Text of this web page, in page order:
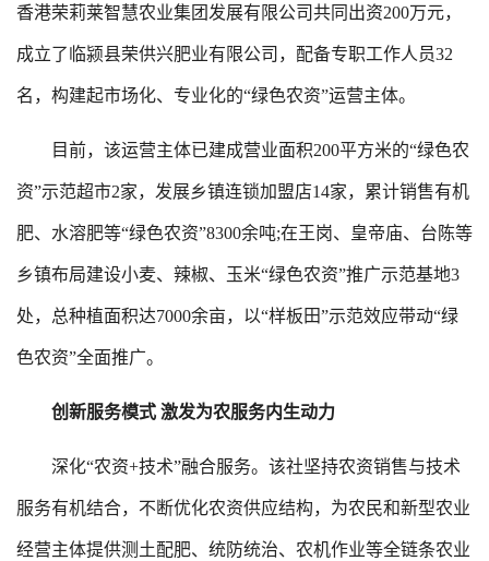
香港荣莉莱智慧农业集团发展有限公司共同出资200万元，
成立了临颍县荣供兴肥业有限公司，配备专职工作人员32
名，构建起市场化、专业化的“绿色农资”运营主体。
目前，该运营主体已建成营业面积200平方米的“绿色农
资”示范超市2家，发展乡镇连锁加盟店14家，累计销售有机
肥、水溶肥等“绿色农资”8300余吨;在王岗、皇帝庙、台陈等
乡镇布局建设小麦、辣椒、玉米“绿色农资”推广示范基地3
处，总种植面积达7000余亩，以“样板田”示范效应带动“绿
色农资”全面推广。
创新服务模式 激发为农服务内生动力
深化“农资+技术”融合服务。该社坚持农资销售与技术
服务有机结合，不断优化农资供应结构，为农民和新型农业
经营主体提供测土配肥、统防统治、农机作业等全链条农业